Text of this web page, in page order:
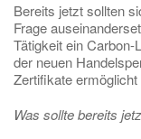
Bereits jetzt sollten
Frage
Tätigkeit ein
der neuen
Zertifikate
Was sollte bereits